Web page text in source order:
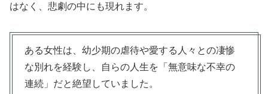
はなく、悲劇の中にも現れます。
ある女性は、幼少期の虐待や愛する人々との凄惨
な別れを経験し、自らの人生を「無意味な不幸の
連続」だと絶望していました。